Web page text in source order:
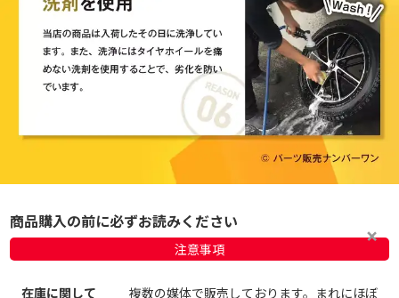
商品購入の前に必ずお読みください
注意事項
在庫に関して
複数の媒体で販売しております。まれにほぼ